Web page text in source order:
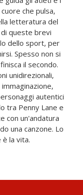
che pulsa,
letteratura del
queste brevi
dello sport, per
Spesso non si
il secondo.
unidirezionali,
autentici
tra Penny Lane e
con un'andatura
una canzone. Lo
la vita.